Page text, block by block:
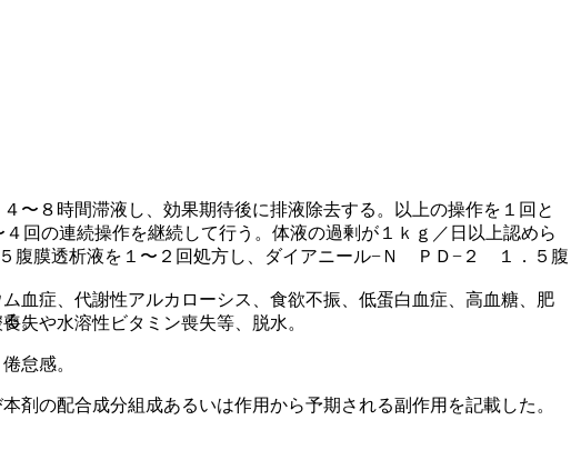
血症、代謝性アルカローシス、食欲不振、低蛋白血症、高血糖、肥
失や水溶性ビタミン喪失等、脱水。
怠感。
剤の配合成分組成あるいは作用から予期される副作用を記載した。
〜８時間滞液し、効果期待後に排液除去する。以上の操作を１回と
の連続操作を継続して行う。体液の過剰が１ｋｇ／日以上認めら
腹膜透析液を１〜２回処方し、ダイアニール−Ｎ ＰＤ−２ １．５腹
。